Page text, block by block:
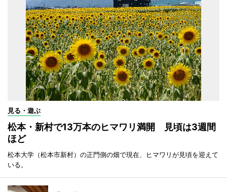
見る・遊ぶ
松本・新村で13万本のヒマワリ満開 見頃は3週間
ほど
松本大学（松本市新村）の正門側の畑で現在、ヒマワリが見頃を迎えて
いる。